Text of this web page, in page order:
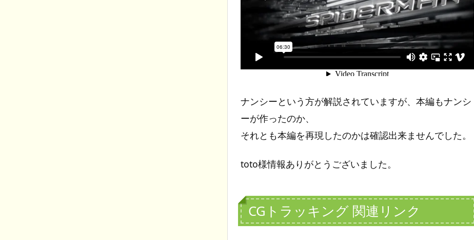
ナンシーという方が解説されていますが、本編もナンシ
ーが作ったのか、
それとも本編を再現したのかは確認出来ませんでした。
toto様情報ありがとうございました。
CGトラッキング 関連リンク